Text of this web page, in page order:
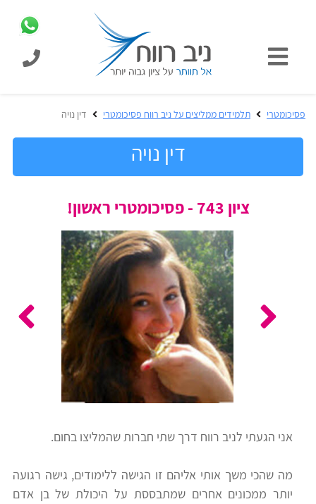
כניסת
תלמידים
לפסיכומטרי
כללי
המוצרים
מבית
רווח
בחינות
הכנה
לצה"ל
וחטיבות
פסיכומטרי תלמידים ממליצים על ניב רווח פסיכומטרי דין נויה
דין נויה
ציון 743 - פסיכומטרי ראשון!
אני הגעתי לניב רווח דרך שתי חברות שהמליצו בחום.
מה שהכי משך אותי אליהם זו הגישה ללימודים, גישה רגועה
יותר ממכונים אחרים שמתבססת על היכולת של בן אדם